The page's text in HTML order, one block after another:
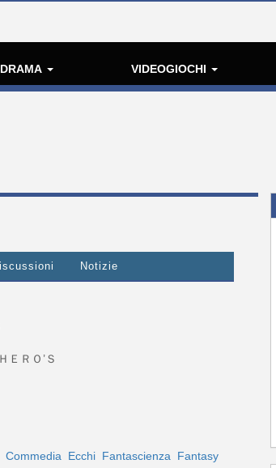
DRAMA VIDEOGIOCHI
Notizie
ＲＯ’Ｓ
Commedia Ecchi Fantascienza Fantasy